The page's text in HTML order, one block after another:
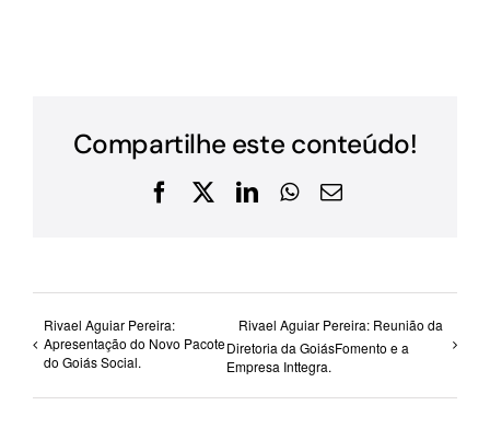
Compartilhe este conteúdo!
Facebook
X LinkedInWhatsApp
E-
Rivael Aguiar Pereira:
Apresentação do Novo Pacote
do Goiás Social.
Rivael Aguiar Pereira: Reunião da
Diretoria da GoiásFomento e a
Empresa Inttegra.